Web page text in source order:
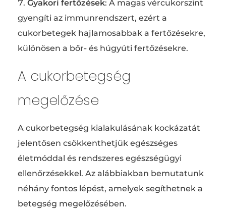
Gyakori fertőzések: A magas vércukorszint
gyengíti az immunrendszert, ezért a
cukorbetegek hajlamosabbak a fertőzésekre,
különösen a bőr- és húgyúti fertőzésekre.
A cukorbetegség
megelőzése
A cukorbetegség kialakulásának kockázatát
jelentősen csökkenthetjük egészséges
életmóddal és rendszeres egészségügyi
ellenőrzésekkel. Az alábbiakban bemutatunk
néhány fontos lépést, amelyek segíthetnek a
betegség megelőzésében.